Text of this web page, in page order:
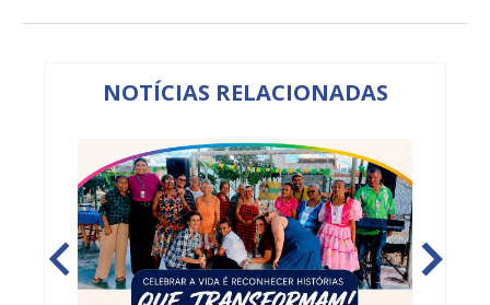
NOTÍCIAS RELACIONADAS